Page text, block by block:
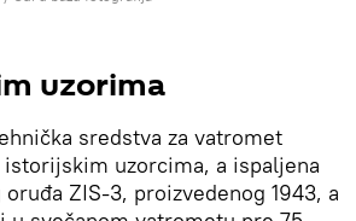
uzorima
sredstva za vatromet
uzorcima, a ispaljena
ZIS-3, proizvedenog 1943, a